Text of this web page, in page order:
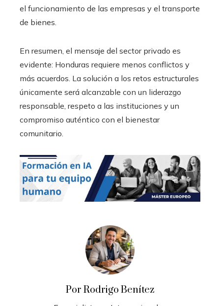
el funcionamiento de las empresas y el transporte
de bienes.
En resumen, el mensaje del sector privado es
evidente: Honduras requiere menos conflictos y
más acuerdos. La solución a los retos estructurales
únicamente será alcanzable con un liderazgo
responsable, respeto a las instituciones y un
compromiso auténtico con el bienestar
comunitario.
Por Rodrigo Benítez